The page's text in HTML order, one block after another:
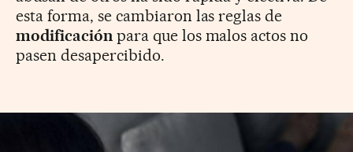
esta forma, se cambiaron las reglas de
modificaciónpara que los malos actos no
pasen desapercibido.